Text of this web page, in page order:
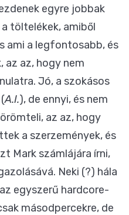
egyre jobbak
töltelékek, amiből
ami a legfontosabb, és
az az, hogy nem
Jó, a szokásos
A.I.), de ennyi, és nem
az az, hogy
a szerzemények, és
Mark számlájára írni,
Neki (?) hála
egyszerű hardcore-
másodpercekre, de